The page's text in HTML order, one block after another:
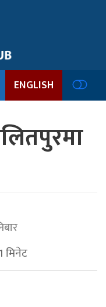
ENGLISH
मिनेट